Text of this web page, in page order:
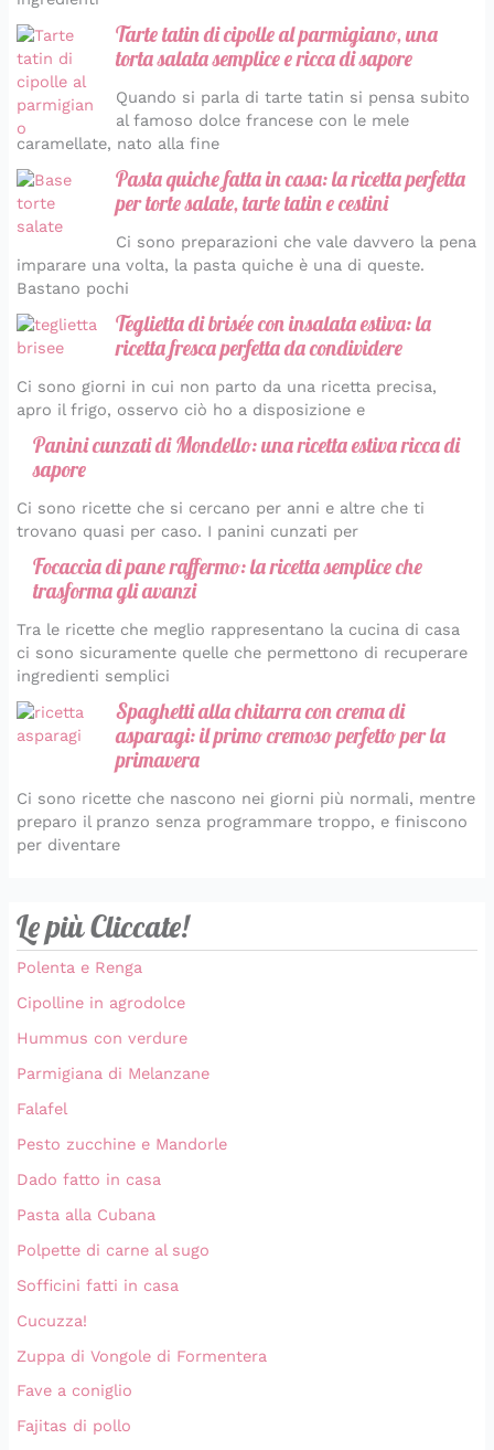
Tarte tatin di cipolle al parmigiano, una
torta salata semplice e ricca di sapore
Quando si parla di tarte tatin si pensa subito
al famoso dolce francese con le mele
caramellate, nato alla fine
Pasta quiche fatta in casa: la ricetta perfetta
per torte salate, tarte tatin e cestini
Ci sono preparazioni che vale davvero la pena
imparare una volta, la pasta quiche è una di queste.
Bastano pochi
Teglietta di brisée con insalata estiva: la
ricetta fresca perfetta da condividere
Ci sono giorni in cui non parto da una ricetta precisa,
apro il frigo, osservo ciò ho a disposizione e
Panini cunzati di Mondello: una ricetta estiva ricca di
sapore
Ci sono ricette che si cercano per anni e altre che ti
trovano quasi per caso. I panini cunzati per
Focaccia di pane raffermo: la ricetta semplice che
trasforma gli avanzi
Tra le ricette che meglio rappresentano la cucina di casa
ci sono sicuramente quelle che permettono di recuperare
ingredienti semplici
Spaghetti alla chitarra con crema di
asparagi: il primo cremoso perfetto per la
primavera
Ci sono ricette che nascono nei giorni più normali, mentre
preparo il pranzo senza programmare troppo, e finiscono
per diventare
Le più Cliccate!
Polenta e Renga
Cipolline in agrodolce
Hummus con verdure
Parmigiana di Melanzane
Falafel
Pesto zucchine e Mandorle
Dado fatto in casa
Pasta alla Cubana
Polpette di carne al sugo
Sofficini fatti in casa
Cucuzza!
Zuppa di Vongole di Formentera
Fave a coniglio
Fajitas di pollo